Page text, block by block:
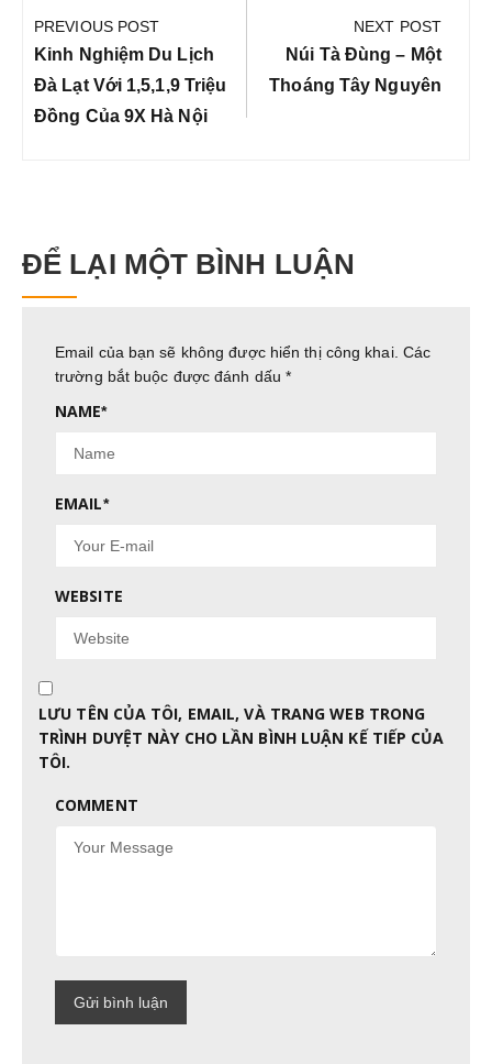
hướng
bài
viết
PREVIOUS POST
Previous
Post:
Kinh Nghiệm Du Lịch
Đà Lạt Với 1,5,1,9 Triệu
Đồng Của 9X Hà Nội
NEXT POST
Next
Post:
Núi Tà Đùng – Một
Thoáng Tây Nguyên
ĐỂ LẠI MỘT BÌNH LUẬN
Email của bạn sẽ không được hiển thị công khai. Các
trường bắt buộc được đánh dấu*
NAME*
EMAIL*
WEBSITE
LƯU TÊN CỦA TÔI, EMAIL, VÀ TRANG WEB TRONG
TRÌNH DUYỆT NÀY CHO LẦN BÌNH LUẬN KẾ TIẾP CỦA
TÔI.
COMMENT